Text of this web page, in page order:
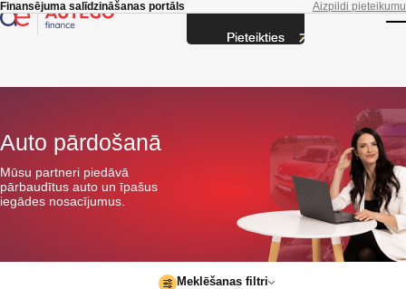
Skip to main content
Finansējuma salīdzināšanas portāls Aizpildi pieteikumu
Auto pārdošanā
Mūsu partneri piedāvā
pārbaudītus auto un īpašus
iegādes nosacījumus.
Meklēšanas filtri